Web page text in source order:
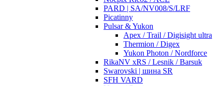
PARD | SA/NV008/S/LRF
Picatinny
Pulsar & Yukon
Apex / Trail / Digisight ultra
Thermion / Digex
Yukon Photon / Nordforce
RikaNV xRS / Lesnik / Barsuk
Swarovski | шина SR
SFH VARD